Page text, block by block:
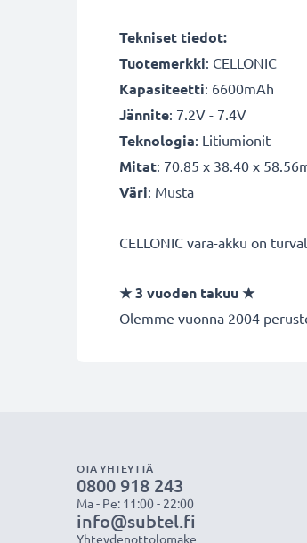
Tekniset tiedot:
Tuotemerkki: CELLONIC
Kapasiteetti: 6600mAh
Jännite: 7.2V - 7.4V
Teknologia: Litiumionit
Mitat: 70.85 x 38.40 x
Väri: Musta
CELLONIC vara-akku on
★3 vuoden takuu★
Olemme vuonna 2004
OTA YHTEYTTÄ
0800 918 243
Ma - Pe: 11:00 - 22:00
info@subtel.fi
Yhteydenottolomake